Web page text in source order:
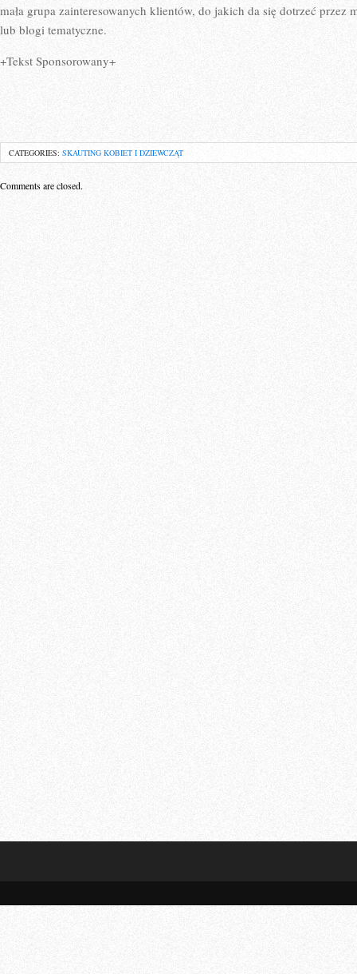
mała grupa zainteresowanych klientów, do jakich da się dotrzeć przez
lub blogi tematyczne.
+Tekst Sponsorowany+
CATEGORIES: SKAUTING KOBIET I DZIEWCZĄT
Comments are closed.